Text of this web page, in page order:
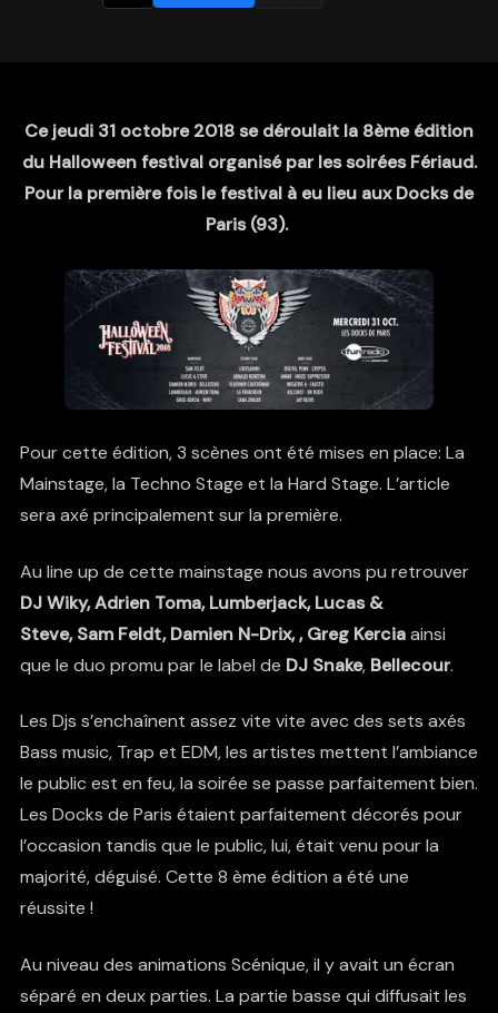
Ce jeudi 31 octobre 2018 se déroulait la 8ème édition
du Halloween festival organisé par les soirées Fériaud.
Pour la première fois le festival à eu lieu aux Docks de
Paris (93).
Pour cette édition, 3 scènes ont été mises en place: La
Mainstage, la Techno Stage et la Hard Stage. L’article
sera axé principalement sur la première.
Au line up de cette mainstage nous avons pu retrouver
DJ Wiky, Adrien Toma, Lumberjack, Lucas &
Steve, Sam Feldt, Damien N-Drix, , Greg Kerciaainsi
que le duo promu par le label de DJ Snake, Bellecour.
Les Djs s’enchaînent assez vite vite avec des sets axés
Bass music, Trap et EDM, les artistes mettent l’ambiance
le public est en feu, la soirée se passe parfaitement bien.
Les Docks de Paris étaient parfaitement décorés pour
l’occasion tandis que le public, lui, était venu pour la
majorité, déguisé. Cette 8 ème édition a été une
réussite !
Au niveau des animations Scénique, il y avait un écran
séparé en deux parties. La partie basse qui diffusait les